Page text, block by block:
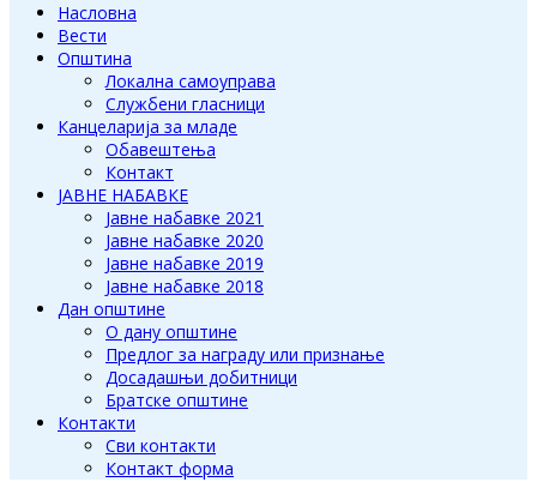
Насловна
Вести
Општина
Локална самоуправа
Службени гласници
Канцеларија за младе
Обавештења
Контакт
ЈАВНЕ НАБАВКЕ
Јавне набавке 2021
Јавне набавке 2020
Јавне набавке 2019
Јавне набавке 2018
Дан општине
О дану општине
Предлог за награду или признање
Досадашњи добитници
Братске општине
Контакти
Сви контакти
Контакт форма